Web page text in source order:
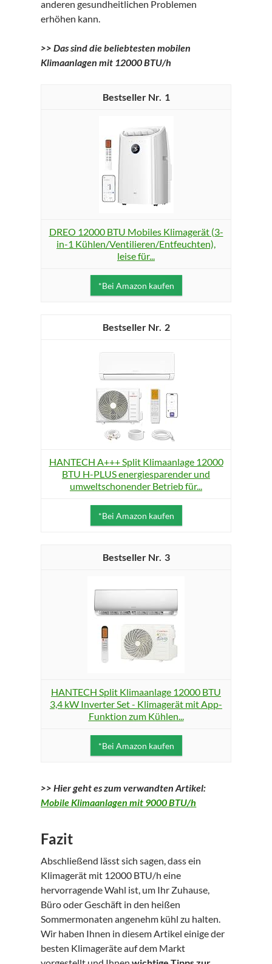
anderen gesundheitlichen Problemen
erhöhen kann.
>> Das sind die beliebtesten mobilen
Klimaanlagen mit 12000 BTU/h
1
DREO 12000 BTU Mobiles Klimagerät (3-
in-1 Kühlen/Ventilieren/Entfeuchten),
leise für...
*Bei Amazon kaufen
2
HANTECH A+++ Split Klimaanlage 12000
BTU H-PLUS energiesparender und
umweltschonender Betrieb für...
*Bei Amazon kaufen
3
HANTECH Split Klimaanlage 12000 BTU
3,4 kW Inverter Set - Klimagerät mit App-
Funktion zum Kühlen...
*Bei Amazon kaufen
>> Hier geht es zum verwandten Artikel:
Mobile Klimaanlagen mit 9000 BTU/h
Fazit
Abschließend lässt sich sagen, dass ein
Klimagerät mit 12000 BTU/h eine
hervorragende Wahl ist, um Ihr Zuhause,
Büro oder Geschäft in den heißen
Sommermonaten angenehm kühl zu halten.
Wir haben Ihnen in diesem Artikel einige der
besten Klimageräte auf dem Markt